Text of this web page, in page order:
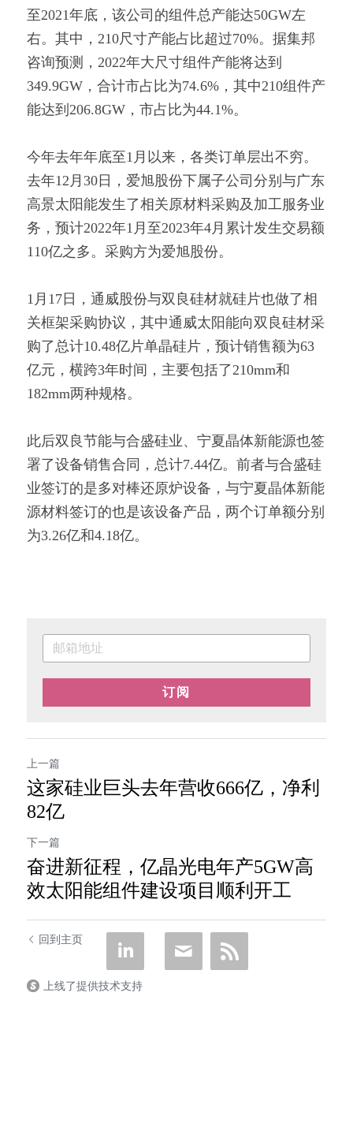
至2021年底，该公司的组件总产能达50GW左
右。其中，210尺寸产能占比超过70%。据集邦
咨询预测，2022年大尺寸组件产能将达到
349.9GW，合计市占比为74.6%，其中210组件产
能达到206.8GW，市占比为44.1%。
今年去年年底至1月以来，各类订单层出不穷。
去年12月30日，爱旭股份下属子公司分别与广东
高景太阳能发生了相关原材料采购及加工服务业
务，预计2022年1月至2023年4月累计发生交易额
110亿之多。采购方为爱旭股份。
1月17日，通威股份与双良硅材就硅片也做了相
关框架采购协议，其中通威太阳能向双良硅材采
购了总计10.48亿片单晶硅片，预计销售额为63
亿元，横跨3年时间，主要包括了210mm和
182mm两种规格。
此后双良节能与合盛硅业、宁夏晶体新能源也签
署了设备销售合同，总计7.44亿。前者与合盛硅
业签订的是多对棒还原炉设备，与宁夏晶体新能
源材料签订的也是该设备产品，两个订单额分别
为3.26亿和4.18亿。
订阅
上一篇
这家硅业巨头去年营收666亿，净利
82亿
下一篇
奋进新征程，亿晶光电年产5GW高
效太阳能组件建设项目顺利开工
回到主页
上线了提供技术支持